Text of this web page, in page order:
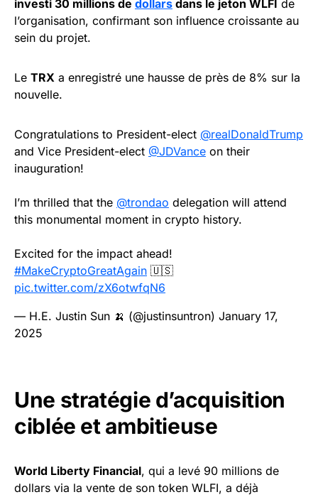
investi 30 millions de dollars dans le jeton WLFI de
l’organisation, confirmant son influence croissante au
sein du projet.
Le TRX a enregistré une hausse de près de 8% sur la
nouvelle.
Congratulations to President-elect @realDonaldTrump
and Vice President-elect @JDVance on their
inauguration!
I’m thrilled that the @trondao delegation will attend
this monumental moment in crypto history.
Excited for the impact ahead!
#MakeCryptoGreatAgain 🇺🇸
pic.twitter.com/zX6otwfqN6
— H.E. Justin Sun 🍌 (@justinsuntron) January 17,
2025
Une stratégie d’acquisition
ciblée et ambitieuse
World Liberty Financial, qui a levé 90 millions de
dollars via la vente de son token WLFI, a déjà